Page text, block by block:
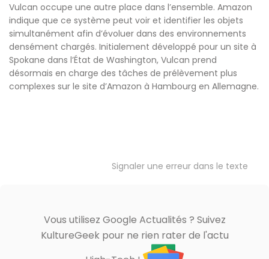
Vulcan occupe une autre place dans l’ensemble. Amazon
indique que ce système peut voir et identifier les objets
simultanément afin d’évoluer dans des environnements
densément chargés. Initialement développé pour un site à
Spokane dans l’État de Washington, Vulcan prend
désormais en charge des tâches de prélèvement plus
complexes sur le site d’Amazon à Hambourg en Allemagne.
Signaler une erreur dans le texte
Vous utilisez Google Actualités ? Suivez
KultureGeek pour ne rien rater de l'actu